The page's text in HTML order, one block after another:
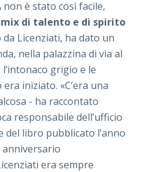
non è stato così facile,
di talento e di spirito
Licenziati, ha dato un
nella palazzina di via al
l’intonaco grigio e le
iniziato. «C’era una
- ha raccontato
responsabile dell’ufficio
del libro pubblicato l’anno
era sempre